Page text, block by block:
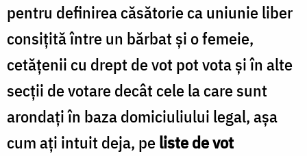
pentru definirea căsătorie ca uniunie liber
consițită între un bărbat și o femeie,
cetățenii cu drept de vot pot vota și în alte
secții de votare decât cele la care sunt
arondați în baza domiciuliului legal, așa
cum ați intuit deja, peliste de vot